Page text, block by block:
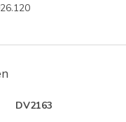
DV2163